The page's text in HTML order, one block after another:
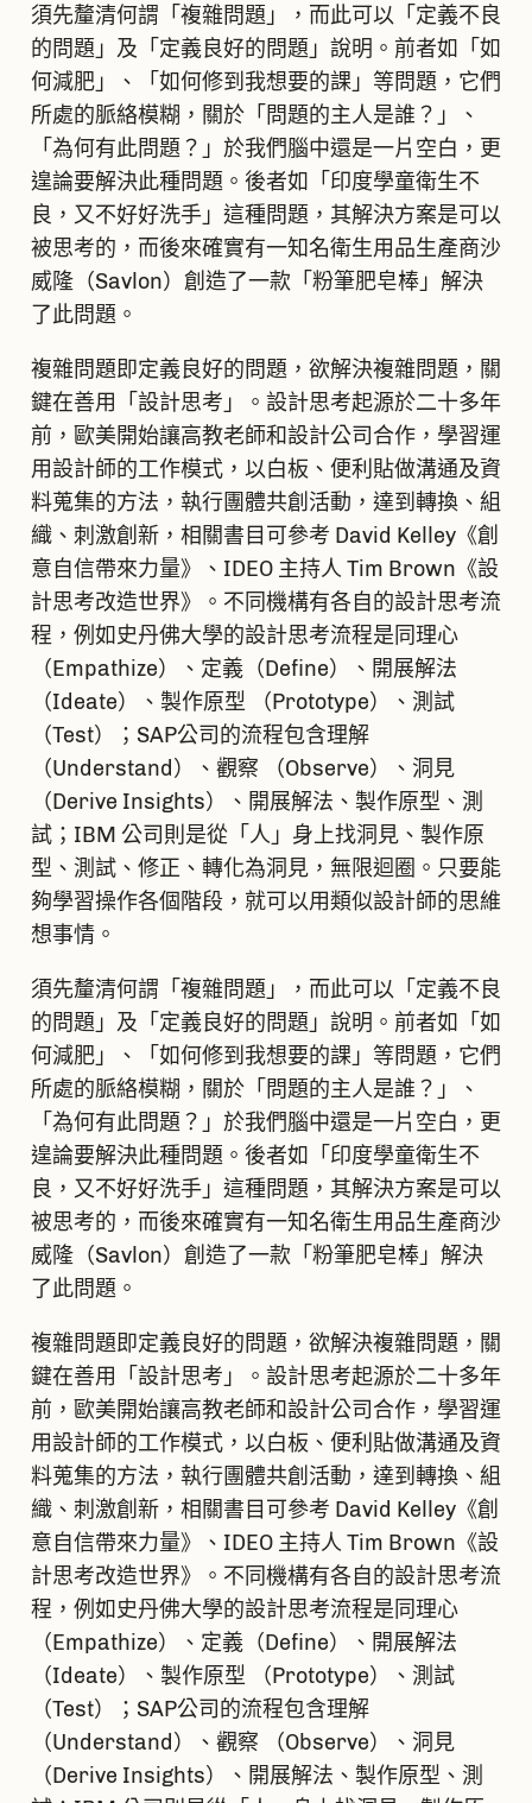
須先釐清何謂「複雜問題」，而此可以「定義不良
的問題」及「定義良好的問題」說明。前者如「如
何減肥」、「如何修到我想要的課」等問題，它們
所處的脈絡模糊，關於「問題的主人是誰？」、
「為何有此問題？」於我們腦中還是一片空白，更
遑論要解決此種問題。後者如「印度學童衛生不
良，又不好好洗手」這種問題，其解決方案是可以
被思考的，而後來確實有一知名衛生用品生產商沙
威隆（Savlon）創造了一款「粉筆肥皂棒」解決
了此問題。
複雜問題即定義良好的問題，欲解決複雜問題，關
鍵在善用「設計思考」。設計思考起源於二十多年
前，歐美開始讓高教老師和設計公司合作，學習運
用設計師的工作模式，以白板、便利貼做溝通及資
料蒐集的方法，執行團體共創活動，達到轉換、組
織、刺激創新，相關書目可參考 David Kelley《創
意自信帶來力量》、IDEO 主持人 Tim Brown《設
計思考改造世界》。不同機構有各自的設計思考流
程，例如史丹佛大學的設計思考流程是同理心
（Empathize）、定義（Define）、開展解法
（Ideate）、製作原型 （Prototype）、測試
（Test）；SAP公司的流程包含理解
（Understand）、觀察 （Observe）、洞見
（Derive Insights）、開展解法、製作原型、測
試；IBM 公司則是從「人」身上找洞見、製作原
型、測試、修正、轉化為洞見，無限迴圈。只要能
夠學習操作各個階段，就可以用類似設計師的思維
想事情。
須先釐清何謂「複雜問題」，而此可以「定義不良
的問題」及「定義良好的問題」說明。前者如「如
何減肥」、「如何修到我想要的課」等問題，它們
所處的脈絡模糊，關於「問題的主人是誰？」、
「為何有此問題？」於我們腦中還是一片空白，更
遑論要解決此種問題。後者如「印度學童衛生不
良，又不好好洗手」這種問題，其解決方案是可以
被思考的，而後來確實有一知名衛生用品生產商沙
威隆（Savlon）創造了一款「粉筆肥皂棒」解決
了此問題。
複雜問題即定義良好的問題，欲解決複雜問題，關
鍵在善用「設計思考」。設計思考起源於二十多年
前，歐美開始讓高教老師和設計公司合作，學習運
用設計師的工作模式，以白板、便利貼做溝通及資
料蒐集的方法，執行團體共創活動，達到轉換、組
織、刺激創新，相關書目可參考 David Kelley《創
意自信帶來力量》、IDEO 主持人 Tim Brown《設
計思考改造世界》。不同機構有各自的設計思考流
程，例如史丹佛大學的設計思考流程是同理心
（Empathize）、定義（Define）、開展解法
（Ideate）、製作原型 （Prototype）、測試
（Test）；SAP公司的流程包含理解
（Understand）、觀察 （Observe）、洞見
（Derive Insights）、開展解法、製作原型、測